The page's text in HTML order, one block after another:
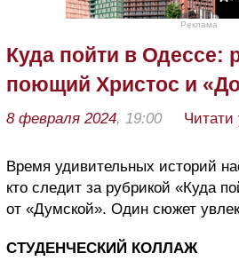
Реклама
Куда пойти в Одессе:
поющий Христос и
8 февраля 2024, 19:00 Читати
Время удивительных историй
кто следит за рубрикой «Куда
от «Думской». Один сюжет
СТУДЕНЧЕСКИЙ КОЛЛАЖ